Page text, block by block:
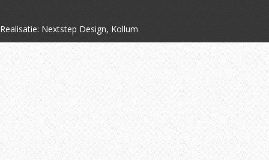
Realisatie: Nextstep Design, Kollum